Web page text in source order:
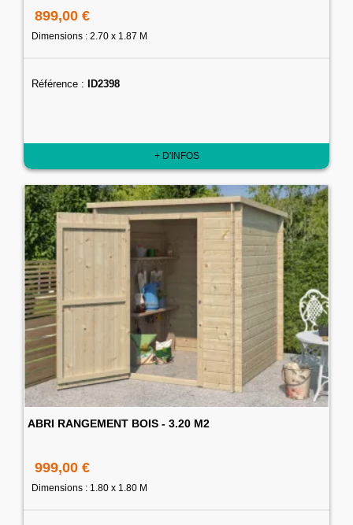
899,00 €
Dimensions : 2.70 x 1.87 M
Référence : ID2398
+ D'INFOS
ABRI RANGEMENT BOIS - 3.20 M2
999,00 €
Dimensions : 1.80 x 1.80 M